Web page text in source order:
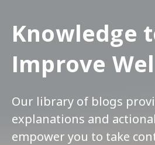
Knowledge
Improve
Our library of blogs
explanations and
empower you to take